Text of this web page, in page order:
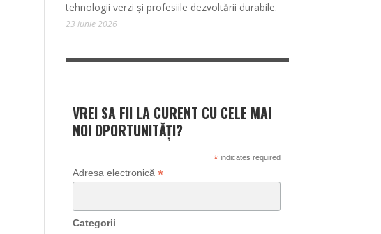
tehnologii verzi și profesiile dezvoltării durabile.
23 iunie 2026
VREI SA FII LA CURENT CU CELE MAI
NOI OPORTUNITĂȚI?
*indicates required
Adresa electronică *
Categorii